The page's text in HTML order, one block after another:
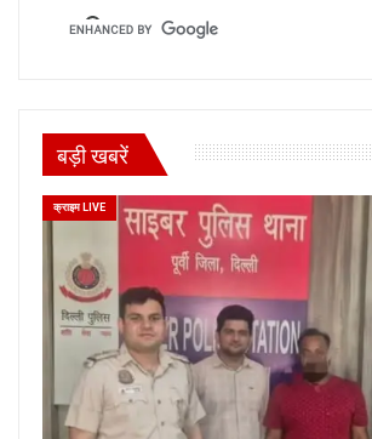
बड़ी खबरें
क्राइम LIVE